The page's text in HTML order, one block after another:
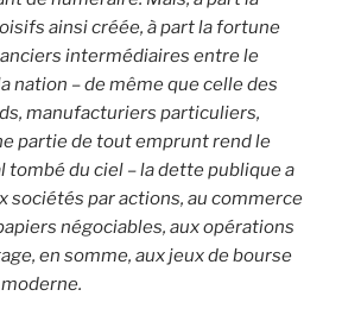
ainsi créée, à part la fortune
intermédiaires entre le
nation – de même que celle des
manufacturiers particuliers,
partie de tout emprunt rend le
tombé du ciel – la dette publique a
sociétés par actions, au commerce
négociables, aux opérations
en somme, aux jeux de bourse